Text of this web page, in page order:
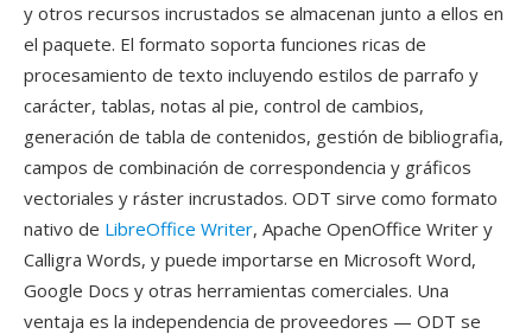
y otros recursos incrustados se almacenan junto a ellos en
el paquete. El formato soporta funciones ricas de
procesamiento de texto incluyendo estilos de parrafo y
carácter, tablas, notas al pie, control de cambios,
generación de tabla de contenidos, gestión de bibliografia,
campos de combinación de correspondencia y gráficos
vectoriales y ráster incrustados. ODT sirve como formato
nativo de LibreOffice Writer, Apache OpenOffice Writer y
Calligra Words, y puede importarse en Microsoft Word,
Google Docs y otras herramientas comerciales. Una
ventaja es la independencia de proveedores — ODT se